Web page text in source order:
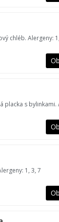
chléb. Alergeny:
placka s bylinkami.
1, 3, 7